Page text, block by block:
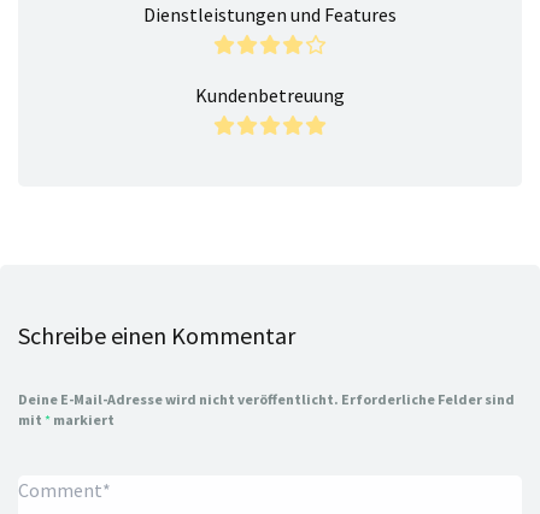
Dienstleistungen und Features
Kundenbetreuung
Schreibe einen Kommentar
Deine E-Mail-Adresse wird nicht veröffentlicht. Erforderliche Felder sind
mit * markiert